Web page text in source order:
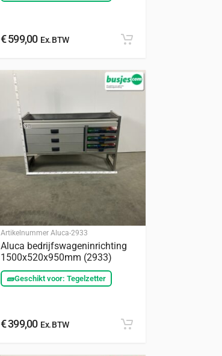
€599,00Ex. BTW
Artikelnummer Aluca-2933
Aluca bedrijfswageninrichting
1500x520x950mm (2933)
🧱Geschikt voor: Tegelzetter
€399,00Ex. BTW